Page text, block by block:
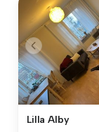
Lilla Alby